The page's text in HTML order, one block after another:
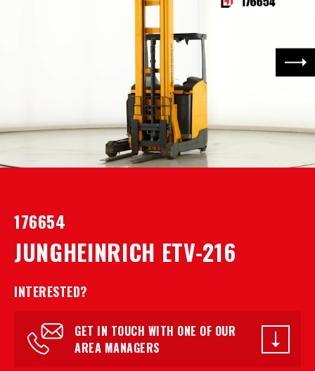
176654 JUNGHEINRICH ETV-216
ถัด
176654
JUNGHEINRICH ETV-216
INTERESTED?
GET IN TOUCH WITH ONE OF OUR
AREA MANAGERS